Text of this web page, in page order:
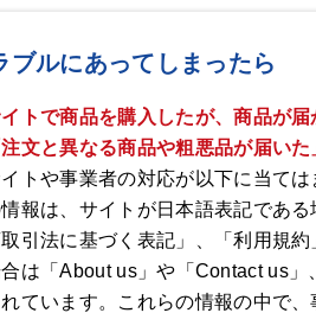
ルにあってしまったら
イトで商品を購入したが、商品が
文と異なる商品や粗悪品が届いた
トや事業者の対応が以下に当ては
報は、サイトが日本語表記であ
取引法に基づく表記」、「利用規
は「About us」や「Contact us
ています。これらの情報の中で